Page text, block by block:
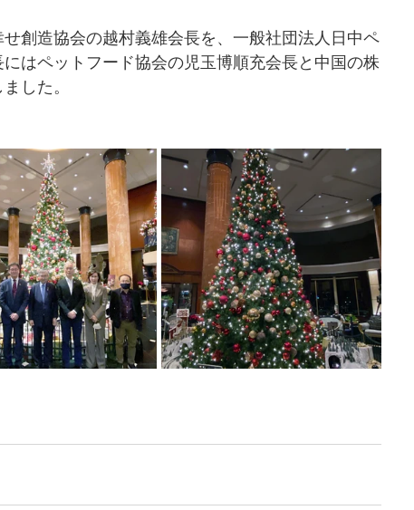
創造協会の越村義雄会長を、一般社団法人日中ペ
はペットフード協会の児玉博順充会長と中国の株
した。